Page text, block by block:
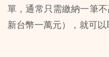
單，通常只需繳納一筆
新台幣一萬元），就可以